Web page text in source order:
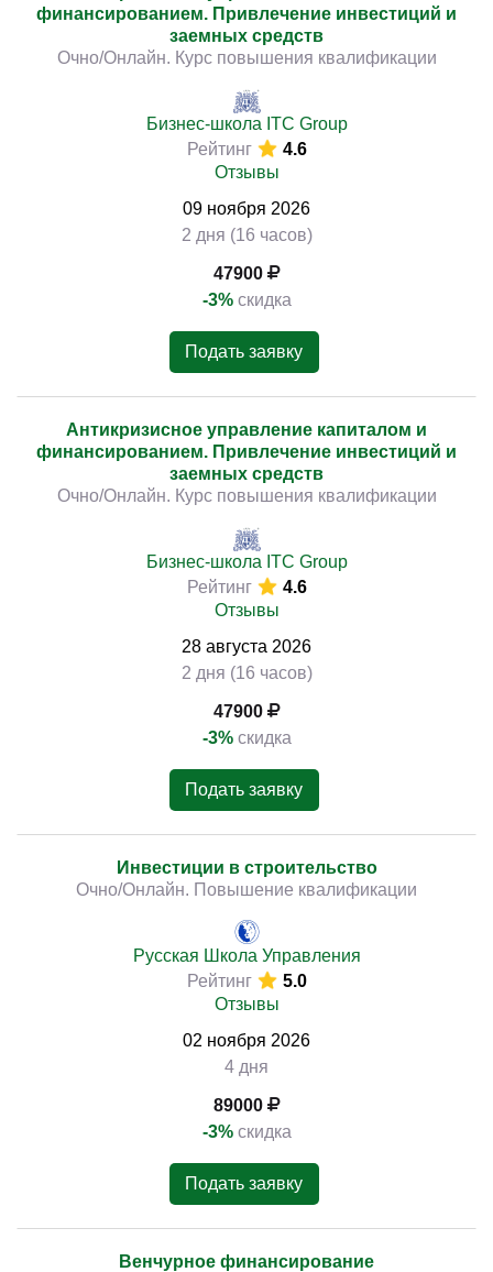
финансированием. Привлечение инвестиций и
заемных средств
Очно/Онлайн. Курс повышения квалификации
Бизнес-школа ITC Group
Рейтинг
4.6
Отзывы
09 ноября 2026
2 дня (16 часов)
47900
-3% скидка
Подать заявку
Антикризисное управление капиталом и
финансированием. Привлечение инвестиций и
заемных средств
Очно/Онлайн. Курс повышения квалификации
Бизнес-школа ITC Group
Рейтинг
4.6
Отзывы
28 августа 2026
2 дня (16 часов)
47900
-3% скидка
Подать заявку
Инвестиции в строительство
Очно/Онлайн. Повышение квалификации
Русская Школа Управления
Рейтинг
5.0
Отзывы
02 ноября 2026
4 дня
89000
-3% скидка
Подать заявку
Венчурное финансирование